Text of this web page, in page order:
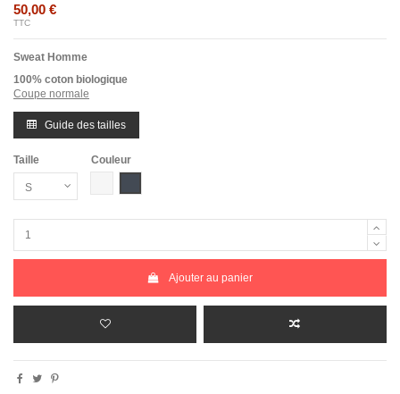
50,00 €
TTC
Sweat Homme
100% coton biologique
Coupe normale
Guide des tailles
Taille
Couleur
Ajouter au panier